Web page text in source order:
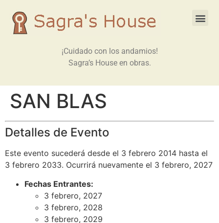
¡Cuidado con los andamios!
Sagra’s House en obras.
SAN BLAS
Detalles de Evento
Este evento sucederá desde el 3 febrero 2014 hasta el
3 febrero 2033. Ocurrirá nuevamente el 3 febrero, 2027
Fechas Entrantes:
3 febrero, 2027
3 febrero, 2028
3 febrero, 2029